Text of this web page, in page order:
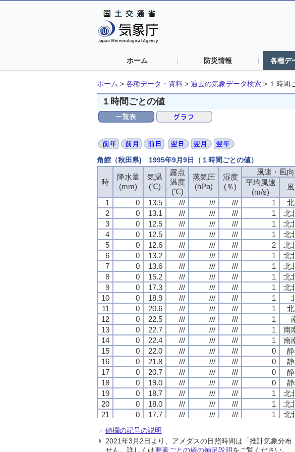
ホーム 防災情報 各種デ
ホーム > 各種データ・資料 > 過去の気象データ検索 > １時間
１時間ごとの値
角館（秋田県) 1995年9月9日（１時間ごとの値）
時
降水量
(mm)
気温
(℃)
露点
温度
(℃)
蒸気圧
(hPa)
湿度
(％)
風速・風向
平均風速
(m/s)
1
0 13.5 /// /// /// 1
2
0 13.1 /// /// /// 1 北
3
0 12.5 /// /// /// 1 北
4
0 12.5 /// /// /// 1 北
5
0 12.6 /// /// /// 2 北
6
0 13.2 /// /// /// 1 北
7
0 13.6 /// /// /// 1 北
8
0 15.2 /// /// /// 1 北
9
0 17.3 /// /// /// 1 北
10
0 18.9 /// /// /// 1
11
0 20.6 /// /// /// 1
12
0 22.5 /// /// /// 1
13
0 22.7 /// /// /// 1 南
14
0 22.4 /// /// /// 1 南
15
0 22.0 /// /// /// 0
16
0 21.8 /// /// /// 0
17
0 20.7 /// /// /// 0
18
0 19.0 /// /// /// 0
19
0 18.7 /// /// /// 1 北
20
0 18.0 /// /// /// 1 北
21
0 17.7 /// /// /// 1 北
17.1
23
0 16.8 北
24
0 17.0 /// /// /// 1 北
時
降水量
(mm)
気温
(℃)
露点
温度
(℃)
蒸気圧
(hPa)
湿度
(％)
風速・風向
平均風速
(m/s)
1
0 13.5 /// /// /// 1
2
0 13.1 /// /// /// 1 北
3
0 12.5 /// /// /// 1 北
4
0 12.5 /// /// /// 1 北
5
0 12.6 /// /// /// 2 北
6
0 13.2 /// /// /// 1 北
7
0 13.6 /// /// /// 1 北
8
0 15.2 /// /// /// 1 北
9
0 17.3 /// /// /// 1 北
10
0 18.9 /// /// /// 1
11
0 20.6 /// /// /// 1
12
0 22.5 /// /// /// 1
13
0 22.7 /// /// /// 1 南
14
0 22.4 /// /// /// 1 南
15
0 22.0 /// /// /// 0
16
0 21.8 /// /// /// 0
17
0 20.7 /// /// /// 0
18
0 19.0 /// /// /// 0
19
0 18.7 /// /// /// 1 北
20
0 18.0 /// /// /// 1 北
21
0 17.7 /// /// /// 1 北
17.1
23
0 16.8 北
24
0 17.0 /// /// /// 1 北
時
降水量
(mm)
気温
(℃)
露点
温度
(℃)
蒸気圧
(hPa)
湿度
(％)
風速・風向
平均風速
(m/s)
1
0 13.5 /// /// /// 1
2
0 13.1 /// /// /// 1 北
3
0 12.5 /// /// /// 1 北
4
0 12.5 /// /// /// 1 北
5
0 12.6 /// /// /// 2 北
6
0 13.2 /// /// /// 1 北
7
0 13.6 /// /// /// 1 北
8
0 15.2 /// /// /// 1 北
9
0 17.3 /// /// /// 1 北
10
0 18.9 /// /// /// 1
11
0 20.6 /// /// /// 1
12
0 22.5 /// /// /// 1
13
0 22.7 /// /// /// 1 南
14
0 22.4 /// /// /// 1 南
15
0 22.0 /// /// /// 0
16
0 21.8 /// /// /// 0
17
0 20.7 /// /// /// 0
18
0 19.0 /// /// /// 0
19
0 18.7 /// /// /// 1 北
20
0 18.0 /// /// /// 1 北
21
0 17.7 /// /// /// 1 北
17.1
23
0 16.8 北
24
0 17.0 /// /// /// 1 北
時
降水量
(mm)
気温
(℃)
露点
温度
(℃)
蒸気圧
(hPa)
湿度
(％)
風速・風向
平均風速
(m/s)
1
0 13.5 /// /// /// 1
2
0 13.1 /// /// /// 1 北
3
0 12.5 /// /// /// 1 北
4
0 12.5 /// /// /// 1 北
5
0 12.6 /// /// /// 2 北
6
0 13.2 /// /// /// 1 北
7
0 13.6 /// /// /// 1 北
8
0 15.2 /// /// /// 1 北
9
0 17.3 /// /// /// 1 北
10
0 18.9 /// /// /// 1
11
0 20.6 /// /// /// 1
12
0 22.5 /// /// /// 1
13
0 22.7 /// /// /// 1 南
14
0 22.4 /// /// /// 1 南
15
0 22.0 /// /// /// 0
16
0 21.8 /// /// /// 0
17
0 20.7 /// /// /// 0
18
0 19.0 /// /// /// 0
19
0 18.7 /// /// /// 1 北
20
0 18.0 /// /// /// 1 北
21
0 17.7 /// /// /// 1 北
17.1
23
0 16.8 北
24
0 17.0 /// /// /// 1 北
値欄の記号の説明
2021年3月2日より、アメダスの日照時間は「推計気象分
せん。詳しくは要素ごとの値の補足説明をご覧ください。